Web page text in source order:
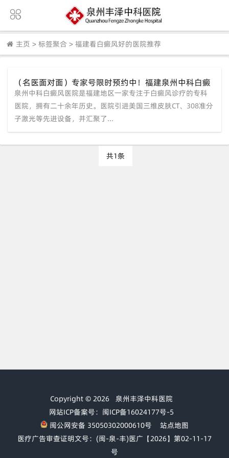
主页 > 标签聚合 > 福建看白癜风好的医院推荐
（名医面对面）专家号限时预约中！福建泉州中科白癜
风医院为您定制专属祛白方案
泉州中科白癜风医院是福建地区一家专注于白癜风诊疗的专科
医院，拥有二十余年历史。医院引进美国三维皮肤CT、308准分
子激光等先进设备，并汇聚了...
共1条
Copyright © 2026 泉州丰泽中科医院
网站ICP备案号：闽ICP备16024177号-5
闽公网安备 35050302000610号
站点地图
医疗广告审查证明文号：(闽-泉-丰)医广【2026】第02-11-17
号